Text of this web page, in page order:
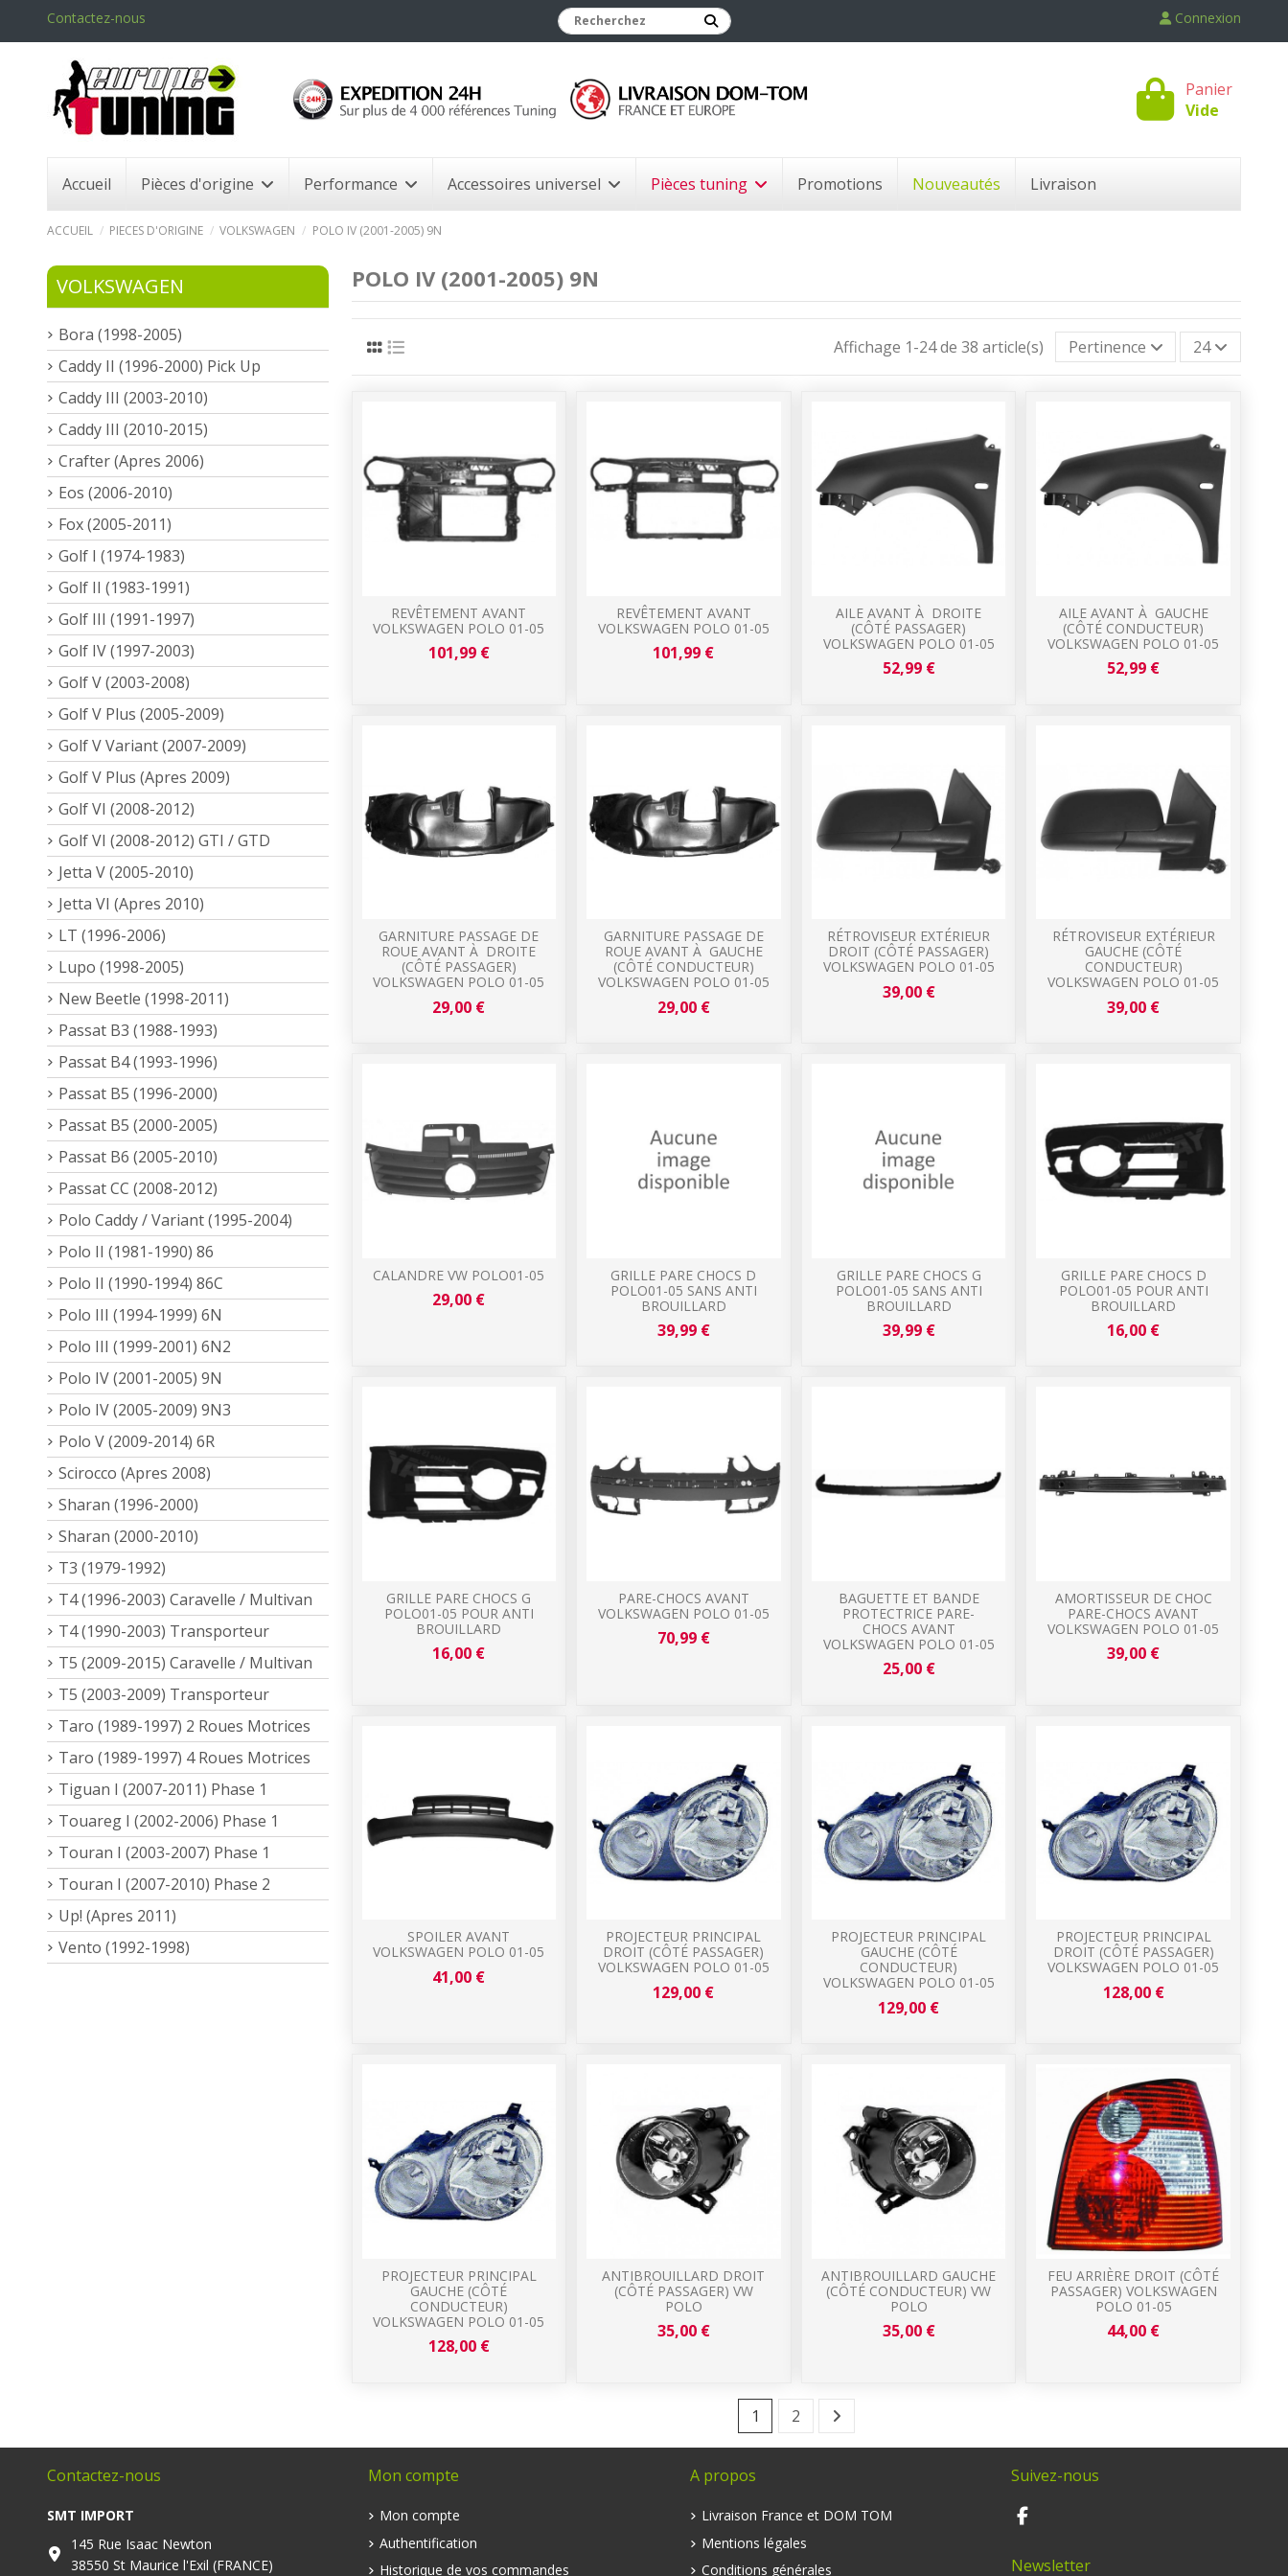
Contactez-nous Connexion
Panier
Vide
Accueil Pièces d'origine Performance Accessoires universel Pièces tuning Promotions Nouveautés Livraison
ACCUEIL PIECES D'ORIGINE VOLKSWAGEN POLO IV (2001-2005) 9N
POLO IV (2001-2005) 9N
Affichage 1-24 de 38 article(s) Pertinence 24
REVÊTEMENT AVANT
VOLKSWAGEN POLO 01-05
101,99 €
REVÊTEMENT AVANT
VOLKSWAGEN POLO 01-05
101,99 €
AILE AVANT À DROITE
(CÔTÉ PASSAGER)
VOLKSWAGEN POLO 01-05
52,99 €
AILE AVANT À GAUCHE
(CÔTÉ CONDUCTEUR)
VOLKSWAGEN POLO 01-05
52,99 €
GARNITURE PASSAGE DE
ROUE AVANT À DROITE
(CÔTÉ PASSAGER)
VOLKSWAGEN POLO 01-05
29,00 €
GARNITURE PASSAGE DE
ROUE AVANT À GAUCHE
(CÔTÉ CONDUCTEUR)
VOLKSWAGEN POLO 01-05
29,00 €
RÉTROVISEUR EXTÉRIEUR
DROIT (CÔTÉ PASSAGER)
VOLKSWAGEN POLO 01-05
39,00 €
RÉTROVISEUR EXTÉRIEUR
GAUCHE (CÔTÉ
CONDUCTEUR)
VOLKSWAGEN POLO 01-05
39,00 €
CALANDRE VW POLO01-05
29,00 €
GRILLE PARE CHOCS D
POLO01-05 SANS ANTI
BROUILLARD
39,99 €
GRILLE PARE CHOCS G
POLO01-05 SANS ANTI
BROUILLARD
39,99 €
GRILLE PARE CHOCS D
POLO01-05 POUR ANTI
BROUILLARD
16,00 €
GRILLE PARE CHOCS G
POLO01-05 POUR ANTI
BROUILLARD
16,00 €
PARE-CHOCS AVANT
VOLKSWAGEN POLO 01-05
70,99 €
BAGUETTE ET BANDE
PROTECTRICE PARE-
CHOCS AVANT
VOLKSWAGEN POLO 01-05
25,00 €
AMORTISSEUR DE CHOC
PARE-CHOCS AVANT
VOLKSWAGEN POLO 01-05
39,00 €
SPOILER AVANT
VOLKSWAGEN POLO 01-05
41,00 €
PROJECTEUR PRINCIPAL
DROIT (CÔTÉ PASSAGER)
VOLKSWAGEN POLO 01-05
129,00 €
PROJECTEUR PRINCIPAL
GAUCHE (CÔTÉ
CONDUCTEUR)
VOLKSWAGEN POLO 01-05
129,00 €
PROJECTEUR PRINCIPAL
DROIT (CÔTÉ PASSAGER)
VOLKSWAGEN POLO 01-05
128,00 €
PROJECTEUR PRINCIPAL
GAUCHE (CÔTÉ
CONDUCTEUR)
VOLKSWAGEN POLO 01-05
128,00 €
ANTIBROUILLARD DROIT
(CÔTÉ PASSAGER) VW
POLO
35,00 €
ANTIBROUILLARD GAUCHE
(CÔTÉ CONDUCTEUR) VW
POLO
35,00 €
FEU ARRIÈRE DROIT (CÔTÉ
PASSAGER) VOLKSWAGEN
POLO 01-05
44,00 €
1 2
VOLKSWAGEN
Bora (1998-2005)
Caddy II (1996-2000) Pick Up
Caddy III (2003-2010)
Caddy III (2010-2015)
Crafter (Apres 2006)
Eos (2006-2010)
Fox (2005-2011)
Golf I (1974-1983)
Golf II (1983-1991)
Golf III (1991-1997)
Golf IV (1997-2003)
Golf V (2003-2008)
Golf V Plus (2005-2009)
Golf V Variant (2007-2009)
Golf V Plus (Apres 2009)
Golf VI (2008-2012)
Golf VI (2008-2012) GTI / GTD
Jetta V (2005-2010)
Jetta VI (Apres 2010)
LT (1996-2006)
Lupo (1998-2005)
New Beetle (1998-2011)
Passat B3 (1988-1993)
Passat B4 (1993-1996)
Passat B5 (1996-2000)
Passat B5 (2000-2005)
Passat B6 (2005-2010)
Passat CC (2008-2012)
Polo Caddy / Variant (1995-2004)
Polo II (1981-1990) 86
Polo II (1990-1994) 86C
Polo III (1994-1999) 6N
Polo III (1999-2001) 6N2
Polo IV (2001-2005) 9N
Polo IV (2005-2009) 9N3
Polo V (2009-2014) 6R
Scirocco (Apres 2008)
Sharan (1996-2000)
Sharan (2000-2010)
T3 (1979-1992)
T4 (1996-2003) Caravelle / Multivan
T4 (1990-2003) Transporteur
T5 (2009-2015) Caravelle / Multivan
T5 (2003-2009) Transporteur
Taro (1989-1997) 2 Roues Motrices
Taro (1989-1997) 4 Roues Motrices
Tiguan I (2007-2011) Phase 1
Touareg I (2002-2006) Phase 1
Touran I (2003-2007) Phase 1
Touran I (2007-2010) Phase 2
Up! (Apres 2011)
Vento (1992-1998)
Contactez-nous
SMT IMPORT
145 Rue Isaac Newton
38550 St Maurice l'Exil (FRANCE)
Mon compte
Mon compte
Authentification
Historique de vos commandes
A propos
Livraison France et DOM TOM
Mentions légales
Conditions générales
Suivez-nous
Newsletter